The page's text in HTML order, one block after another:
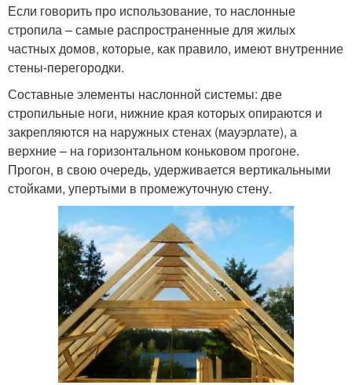
Если говорить про использование, то наслонные
стропила – самые распространенные для жилых
частных домов, которые, как правило, имеют внутренние
стены-перегородки.
Составные элементы наслонной системы: две
стропильные ноги, нижние края которых опираются и
закрепляются на наружных стенах (мауэрлате), а
верхние – на горизонтальном коньковом прогоне.
Прогон, в свою очередь, удерживается вертикальными
стойками, упертыми в промежуточную стену.